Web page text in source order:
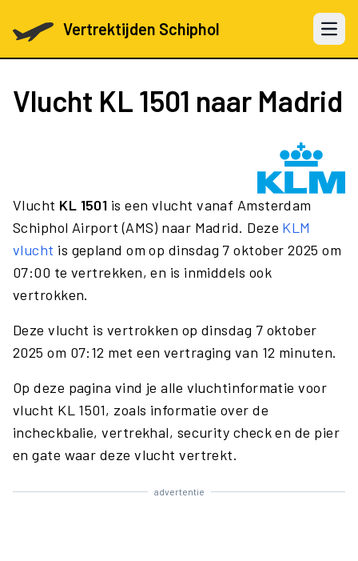
Vertrektijden Schiphol Open
Vlucht KL 1501 naar Madrid
Vlucht KL 1501 is een vlucht vanaf Amsterdam
Schiphol Airport (AMS) naar Madrid. Deze KLM
vlucht is gepland om op dinsdag 7 oktober 2025 om
07:00 te vertrekken, en is inmiddels ook
vertrokken.
Deze vlucht is vertrokken op dinsdag 7 oktober
2025 om 07:12 met een vertraging van 12 minuten.
Op deze pagina vind je alle vluchtinformatie voor
vlucht KL 1501, zoals informatie over de
incheckbalie, vertrekhal, security check en de pier
en gate waar deze vlucht vertrekt.
advertentie